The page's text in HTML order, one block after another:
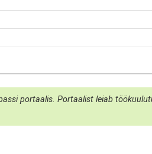
portaalis. Portaalist leiab